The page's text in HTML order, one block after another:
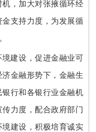
，加大对张掖循环经
支持力度，为发展循
境建设，促进金融业可
金融形势下，金融生
行和各银行业金融机
力度，配合政府部门
建设，积极培育诚实